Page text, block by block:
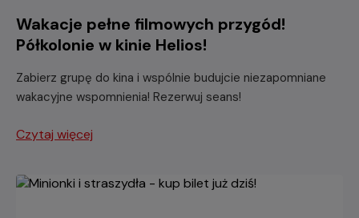
Wakacje pełne filmowych przygód!
Półkolonie w kinie Helios!
Zabierz grupę do kina i wspólnie budujcie niezapomniane
wakacyjne wspomnienia! Rezerwuj seans!
Czytaj więcej